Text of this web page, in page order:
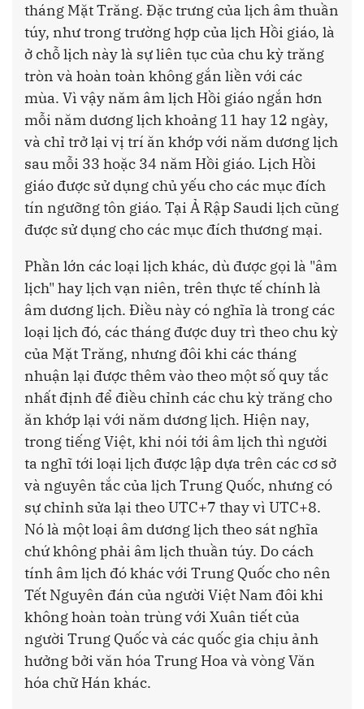
tháng Mặt Trăng. Đặc trưng của lịch âm thuần
túy, như trong trường hợp của lịch Hồi giáo, là
ở chỗ lịch này là sự liên tục của chu kỳ trăng
tròn và hoàn toàn không gắn liền với các
mùa. Vì vậy năm âm lịch Hồi giáo ngắn hơn
mỗi năm dương lịch khoảng 11 hay 12 ngày,
và chỉ trở lại vị trí ăn khớp với năm dương lịch
sau mỗi 33 hoặc 34 năm Hồi giáo. Lịch Hồi
giáo được sử dụng chủ yếu cho các mục đích
tín ngưỡng tôn giáo. Tại Ả Rập Saudi lịch cũng
được sử dụng cho các mục đích thương mại.
Phần lớn các loại lịch khác, dù được gọi là "âm
lịch" hay lịch vạn niên, trên thực tế chính là
âm dương lịch. Điều này có nghĩa là trong các
loại lịch đó, các tháng được duy trì theo chu kỳ
của Mặt Trăng, nhưng đôi khi các tháng
nhuận lại được thêm vào theo một số quy tắc
nhất định để điều chỉnh các chu kỳ trăng cho
ăn khớp lại với năm dương lịch. Hiện nay,
trong tiếng Việt, khi nói tới âm lịch thì người
ta nghĩ tới loại lịch được lập dựa trên các cơ sở
và nguyên tắc của lịch Trung Quốc, nhưng có
sự chỉnh sửa lại theo UTC+7 thay vì UTC+8.
Nó là một loại âm dương lịch theo sát nghĩa
chứ không phải âm lịch thuần túy. Do cách
tính âm lịch đó khác với Trung Quốc cho nên
Tết Nguyên đán của người Việt Nam đôi khi
không hoàn toàn trùng với Xuân tiết của
người Trung Quốc và các quốc gia chịu ảnh
hưởng bởi văn hóa Trung Hoa và vòng Văn
hóa chữ Hán khác.